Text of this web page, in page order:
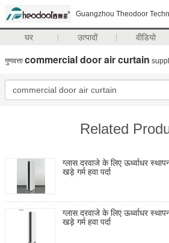
Guangzhou Theodoor
घर उत्पादों वीडियो
गुणवत्ता commercial door air curtain
Related
ग्लास दरवाजे के लिए ऊर्ध्वाधर
खड़े गर्म हवा पर्दा
ग्लास दरवाजे के लिए ऊर्ध्वाधर
खड़े गर्म हवा पर्दा